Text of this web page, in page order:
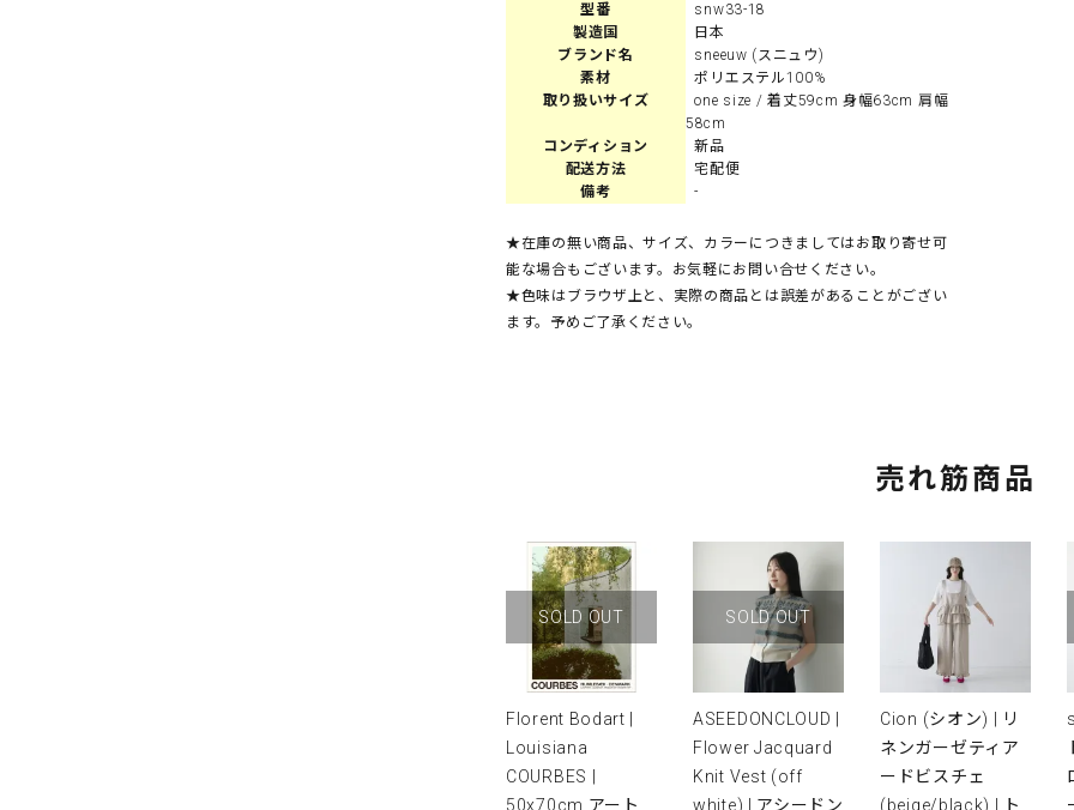
型番
snw33-18
製造国
日本
ブランド名
sneeuw (スニュウ)
素材
ポリエステル100%
取り扱いサイズ
one size / 着丈59cm 身幅63cm 肩幅
58cm
コンディション
新品
配送方法
宅配便
備考
-
★在庫の無い商品、サイズ、カラーにつきましてはお取り寄せ可
能な場合もございます。お気軽にお問い合せください。
★色味はブラウザ上と、実際の商品とは誤差があることがござい
ます。予めご了承ください。
売れ筋商品
SOLD OUT
Florent Bodart |
Louisiana
COURBES |
50x70cm アート
SOLD OUT
ASEEDONCLOUD |
Flower Jacquard
Knit Vest (off
white) | アシードン
Cion (シオン) | リ
ネンガーゼティア
ードビスチェ
(beige/black) | ト